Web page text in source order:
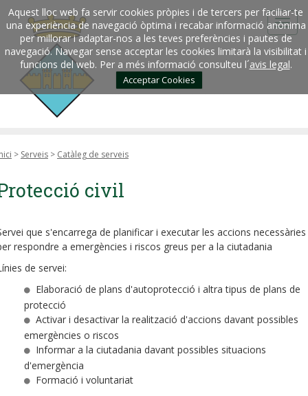
Aquest lloc web fa servir cookies pròpies i de tercers per faciliar-te
una experiència de navegació òptima i recabar informació anònima
per millorar i adaptar-nos a les teves preferències i pautes de
navegació. Navegar sense acceptar les cookies limitarà la visibilitat i
funcions del web. Per a més informació consulteu l´avis legal.
Acceptar Cookies
> Serveis > Catàleg de serveis
civil
que s'encarrega de planificar i executar les accions necessàries
respondre a emergències i riscos greus per a la ciutadania
de servei:
Elaboració de plans d'autoprotecció i altra tipus de plans de
protecció
Activar i desactivar la realització d'accions davant possibles
emergències o riscos
Informar a la ciutadania davant possibles situacions
d'emergència
Formació i voluntariat